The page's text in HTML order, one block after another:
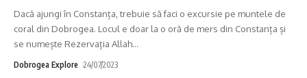
Dacă ajungi în Constanța, trebuie să faci o excursie pe muntele de
coral din Dobrogea. Locul e doar la o oră de mers din Constanța și
se numește Rezervația Allah…
Dobrogea Explore 24/07/2023